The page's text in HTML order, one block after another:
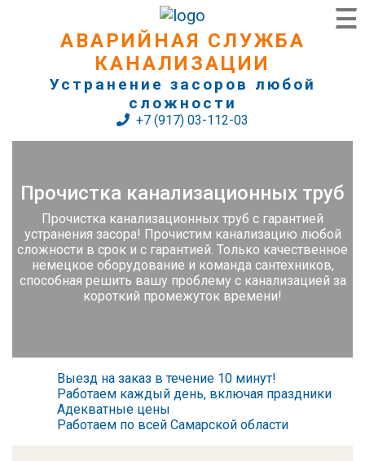
АВАРИЙНАЯ СЛУЖБА
КАНАЛИЗАЦИИ
Устранение засоров любой
сложности
+7 (917) 03-112-03
Прочистка канализационных труб
Прочистка канализационных труб с гарантией
устранения засора! Прочистим канализацию любой
сложности в срок и с гарантией. Только качественное
немецкое оборудование и команда сантехников,
способная решить вашу проблему с канализацией за
короткий промежуток времени!
Выезд на заказ в течение 10 минут!
Работаем каждый день, включая праздники
Адекватные цены
Работаем по всей Самарской области